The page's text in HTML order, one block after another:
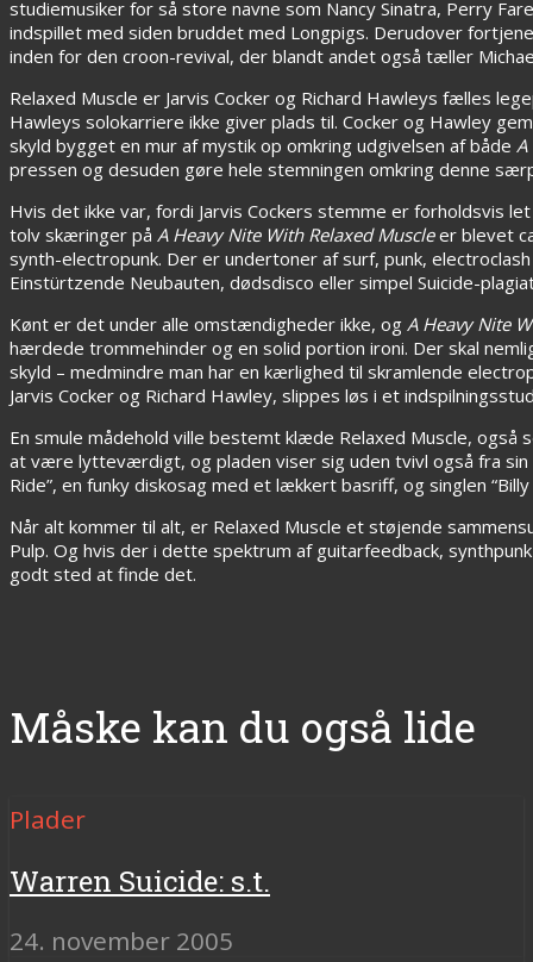
studiemusiker for så store navne som Nancy Sinatra, Perry
indspillet med siden bruddet med Longpigs. Derudover
inden for den croon-revival, der blandt andet også tæller
Relaxed Muscle er Jarvis Cocker og Richard Hawleys fælles
Hawleys solokarriere ikke giver plads til. Cocker og Hawley
skyld bygget en mur af mystik op omkring udgivelsen af både
pressen og desuden gøre hele stemningen omkring denne
Hvis det ikke var, fordi Jarvis Cockers stemme er forholdsvis
tolv skæringer på A Heavy Nite With Relaxed Muscleer blevet
synth-electropunk. Der er undertoner af surf, punk,
Einstürtzende Neubauten, dødsdisco eller simpel Suicide-
Kønt er det under alle omstændigheder ikke, og A Heavy Nite
hærdede trommehinder og en solid portion ironi. Der skal
skyld – medmindre man har en kærlighed til skramlende
Jarvis Cocker og Richard Hawley, slippes løs i et
En smule mådehold ville bestemt klæde Relaxed Muscle,
at være lytteværdigt, og pladen viser sig uden tvivl også fra
Ride”, en funky diskosag med et lækkert basriff, og singlen
Når alt kommer til alt, er Relaxed Muscle et støjende
Pulp. Og hvis der i dette spektrum af guitarfeedback,
godt sted at finde det.
Måske kan du også lide
Plader
Warren Suicide: s.t.
24. november 2005